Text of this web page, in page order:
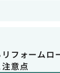
フォームロ
意点